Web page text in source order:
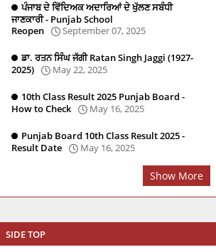
Social Studies
ਪੰਜਾਬ ਦੇ ਵਿੱਦਿਅਕ ਅਦਾਰਿਆਂ ਦੇ ਖੁੱਲਣ ਸਬੰਧੀ
ਜਾਣਕਾਰੀ - Punjab School
Reopen
September 07, 2025
ਡਾ. ਰਤਨ ਸਿੰਘ ਜੱਗੀ Ratan Singh Jaggi (1927-
2025)
May 22, 2025
10th Class Result 2025 Punjab Board -
How to Check
May 16, 2025
Punjab Board 10th Class Result 2025 -
Result Date
May 16, 2025
Show More
SIDE TOP